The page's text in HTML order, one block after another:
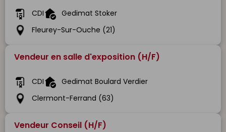
CDI
Gedimat Stoker
Fleurey-Sur-Ouche (21)
Vendeur en salle d'exposition (H/F)
CDI
Gedimat Boulard Verdier
Clermont-Ferrand (63)
Vendeur Conseil (H/F)